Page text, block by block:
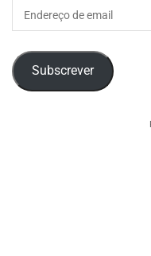
Endereço
Subscrever